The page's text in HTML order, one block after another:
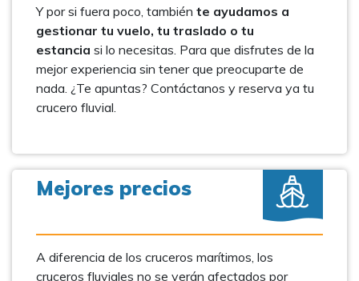
Y por si fuera poco, también te ayudamos a
gestionar tu vuelo, tu traslado o tu
estancia si lo necesitas. Para que disfrutes de la
mejor experiencia sin tener que preocuparte de
nada. ¿Te apuntas? Contáctanos y reserva ya tu
crucero fluvial.
Mejores precios
A diferencia de los cruceros marítimos, los
cruceros fluviales no se verán afectados por